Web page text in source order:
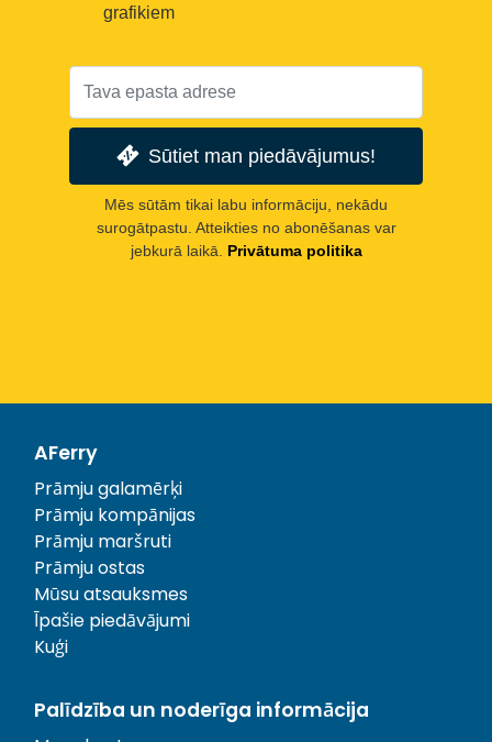
grafikiem
Sūtiet man piedāvājumus!
Mēs sūtām tikai labu informāciju, nekādu
surogātpastu. Atteikties no abonēšanas var
jebkurā laikā.
Privātuma politika
AFerry
Prāmju galamērķi
Prāmju kompānijas
Prāmju maršruti
Prāmju ostas
Mūsu atsauksmes
Īpašie piedāvājumi
Kuģi
Palīdzība un noderīga informācija